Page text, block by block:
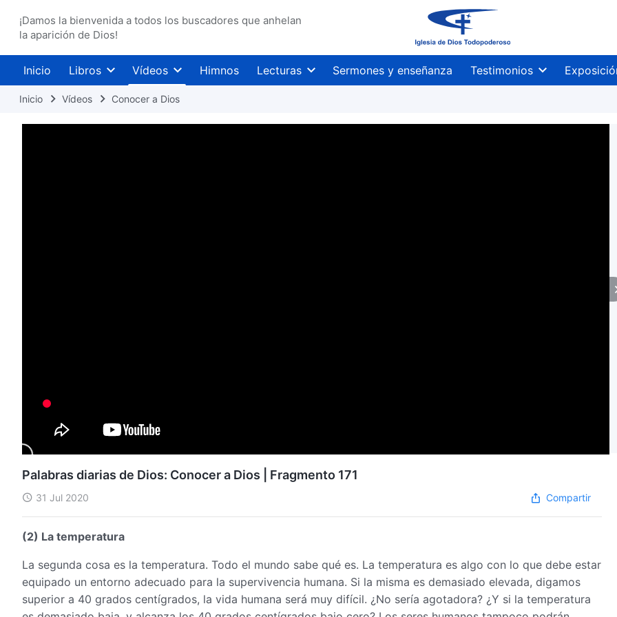
¡Damos la bienvenida a todos los buscadores que anhelan
la aparición de Dios!
Inicio Libros Vídeos Himnos Lecturas Sermones y enseñanza Testimonios
Inicio Vídeos Conocer a Dios
Palabras diarias de Dios: Conocer a Dios | Fragmento 171
31 Jul 2020 Compartir
(2) La temperatura
La segunda cosa es la temperatura. Todo el mundo sabe qué es. La temperatura es algo con lo que debe estar
equipado un entorno adecuado para la supervivencia humana. Si la misma es demasiado elevada, digamos
superior a 40 grados centígrados, la vida humana será muy difícil. ¿No sería agotadora? ¿Y si la temperatura